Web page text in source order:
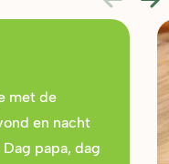
met de
en nacht
papa, dag